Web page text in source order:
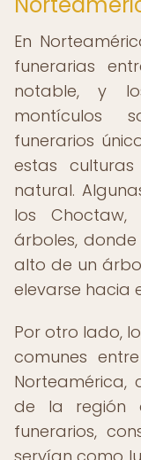
En
funerarias
notable, y
montículos
funerarios
estas
natural.
los
árboles,
alto de un
elevarse hacia
Por otro lado,
comunes
Norteamérica,
de la región
funerarios,